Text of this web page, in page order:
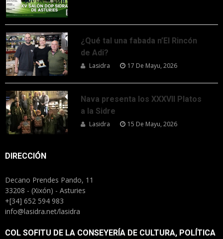
¿Qué tal una fabada n’El Rincón
de Adi?
Lasidra 17 De Mayu, 2026
Nava presenta los XXXVII Platos
a la Sidre
Lasidra 15 De Mayu, 2026
DIRECCIÓN
Decano Prendes Pando, 11
33208 - (Xixón) - Asturies
+[34] 652 594 983
info@lasidra.net/lasidra
COL SOFITU DE LA CONSEYERÍA DE CULTURA, POLÍTICA